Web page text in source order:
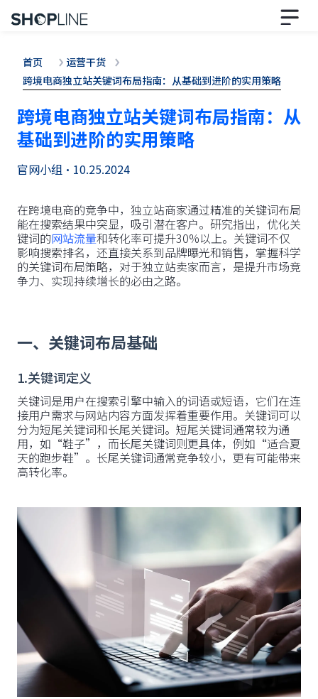
首页
运营干货
跨境电商独立站关键词布局指南：从基础到进阶的实用策略
跨境电商独立站关键词布局指南：从
基础到进阶的实用策略
官网小组 • 10.25.2024
在跨境电商的竞争中，独立站商家通过精准的关键词布局
能在搜索结果中突显，吸引潜在客户。研究指出，优化关
键词的网站流量和转化率可提升30%以上。关键词不仅
影响搜索排名，还直接关系到品牌曝光和销售，掌握科学
的关键词布局策略，对于独立站卖家而言，是提升市场竞
争力、实现持续增长的必由之路。
一、关键词布局基础
1.关键词定义
关键词是用户在搜索引擎中输入的词语或短语，它们在连
接用户需求与网站内容方面发挥着重要作用。关键词可以
分为短尾关键词和长尾关键词。短尾关键词通常较为通
用，如“鞋子”，而长尾关键词则更具体，例如“适合夏
天的跑步鞋”。长尾关键词通常竞争较小，更有可能带来
高转化率。